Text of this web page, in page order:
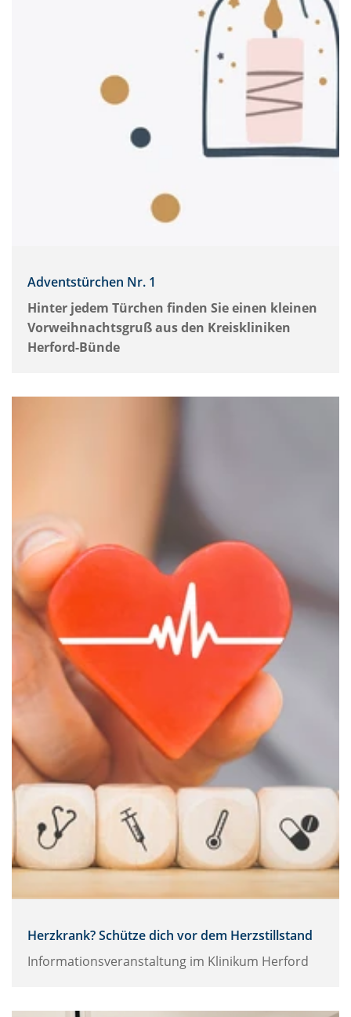
Adventstürchen Nr. 1
Hinter jedem Türchen finden Sie einen kleinen
Vorweihnachtsgruß aus den Kreiskliniken
Herford-Bünde
Herzkrank? Schütze dich vor dem Herzstillstand
Informationsveranstaltung im Klinikum Herford